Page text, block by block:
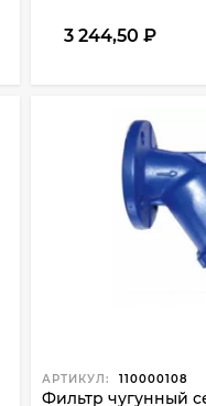
3 244,50 ₽
АРТИКУЛ: 110000108
Фильтр чугунный